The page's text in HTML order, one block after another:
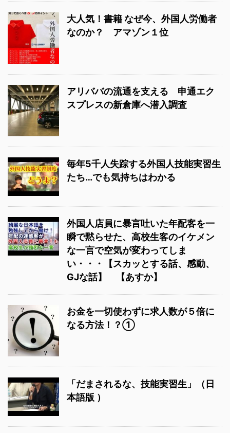
大人気！書籍 なぜ今、外国人労働者
なのか？ アマゾン１位
アリババの流通を支える 申通エク
スプレスの新倉庫へ潜入調査
毎年5千人失踪する外国人技能実習生
たち…でも気持ちはわかる
外国人店員に暴言吐いた年配客を一
瞬で黙らせた、高校生客のイケメン
な一言で空気が変わってしま
い・・・【スカッとする話、感動、
GJな話】 【あすか】
お金を一切使わずに求人数が５倍に
なる方法！？①
「だまされるな、技能実習生」（日
本語版 ）